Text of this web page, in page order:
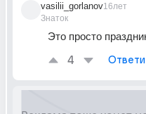
vasilii_gorlanov
Знаток
16лет
Это просто
4